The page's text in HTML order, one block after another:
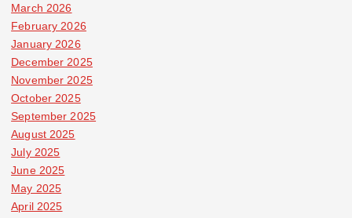
March 2026
February 2026
January 2026
December 2025
November 2025
October 2025
September 2025
August 2025
July 2025
June 2025
May 2025
April 2025